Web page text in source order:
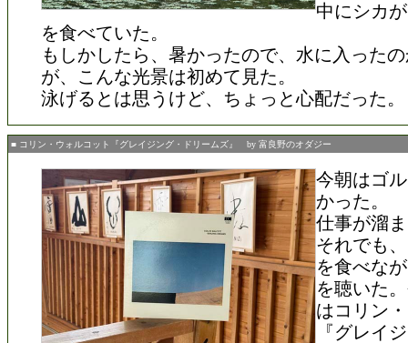
中にシカ
を食べていた。
もしかしたら、暑かったので、水に入った
が、こんな光景は初めて見た。
泳げるとは思うけど、ちょっと心配だった。
■ コリン・ウォルコット『グレイジング・ドリームズ』 by 富良野のオダジー
今朝はゴ
かった。
仕事が溜
それでも
を食べな
を聴いた
はコリン
『グレイ